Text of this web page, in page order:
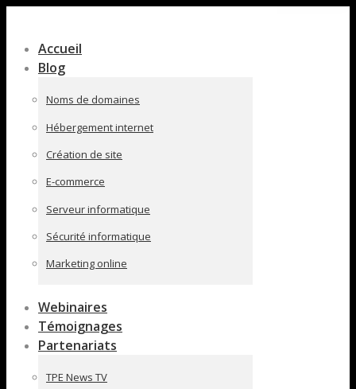
pleine
largeur
Accueil
Blog
Noms de domaines
Hébergement internet
Création de site
E-commerce
Serveur informatique
Sécurité informatique
Marketing online
Webinaires
Témoignages
Partenariats
TPE News TV